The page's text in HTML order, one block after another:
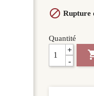
 Rupture
Quantité
+
-